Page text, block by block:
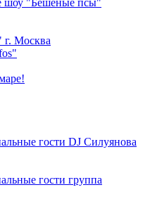
шоу "Бешеные псы"
г. Москва
гости DJ Силуянова
гости группа